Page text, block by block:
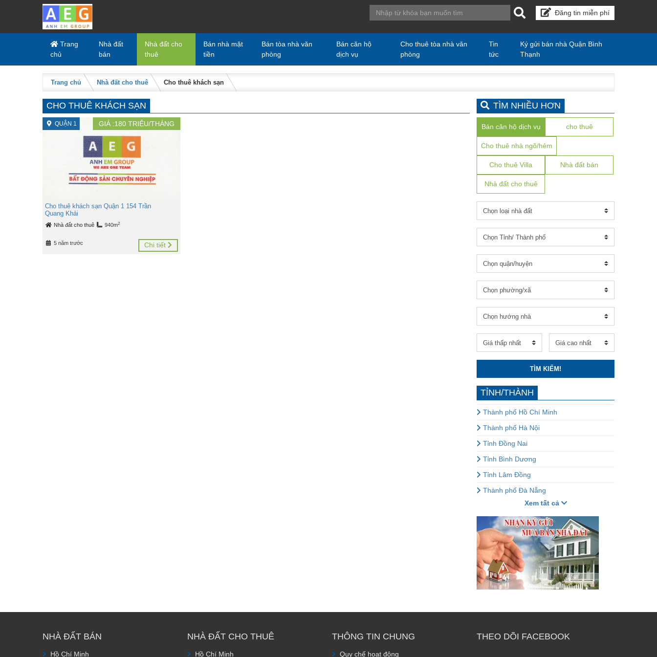
Skip to content
Đăng tin miễn phí
Trang
chủ
Nhà đất
bán
Nhà đất cho
thuê
Bán nhà mặt
tiền
Bán tòa nhà văn
phòng
Bán căn hộ
dịch vụ
Cho thuê tòa nhà văn
phòng
Tin
tức
Ký gửi bán nhà Quận Bình
Thạnh
Trang chủ Nhà đất cho thuê Cho thuê khách sạn
CHO THUÊ KHÁCH SẠN
QUẬN 1 GIÁ :180TRIỆU/THÁNG
Cho thuê khách sạn Quận 1 154 Trần
Quang Khải
Nhà đất cho thuê 940m2
5 năm trước Chi tiết
TÌM NHIỀU HƠN
Bán căn hộ dịch vụ cho thuê
Cho thuê nhà ngõ/hẻm
Cho thuê Villa Nhà đất bán
Nhà đất cho thuê
TÌM KIẾM!
TỈNH/THÀNH
Thành phố Hồ Chí Minh
Thành phố Hà Nội
Tỉnh Đồng Nai
Tỉnh Bình Dương
Tỉnh Lâm Đồng
Thành phố Đà Nẵng
Xem tất cả
NHÀ ĐẤT BÁN
Hồ Chí Minh
NHÀ ĐẤT CHO THUÊ
Hồ Chí Minh
THÔNG TIN CHUNG
Quy chế hoạt động
THEO DÕI FACEBOOK